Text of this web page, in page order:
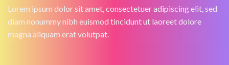
Lorem ipsum dolor sit amet, consectetuer adipiscing elit, sed
diam nonummy nibh euismod tincidunt ut laoreet dolore
magna aliquam erat volutpat.